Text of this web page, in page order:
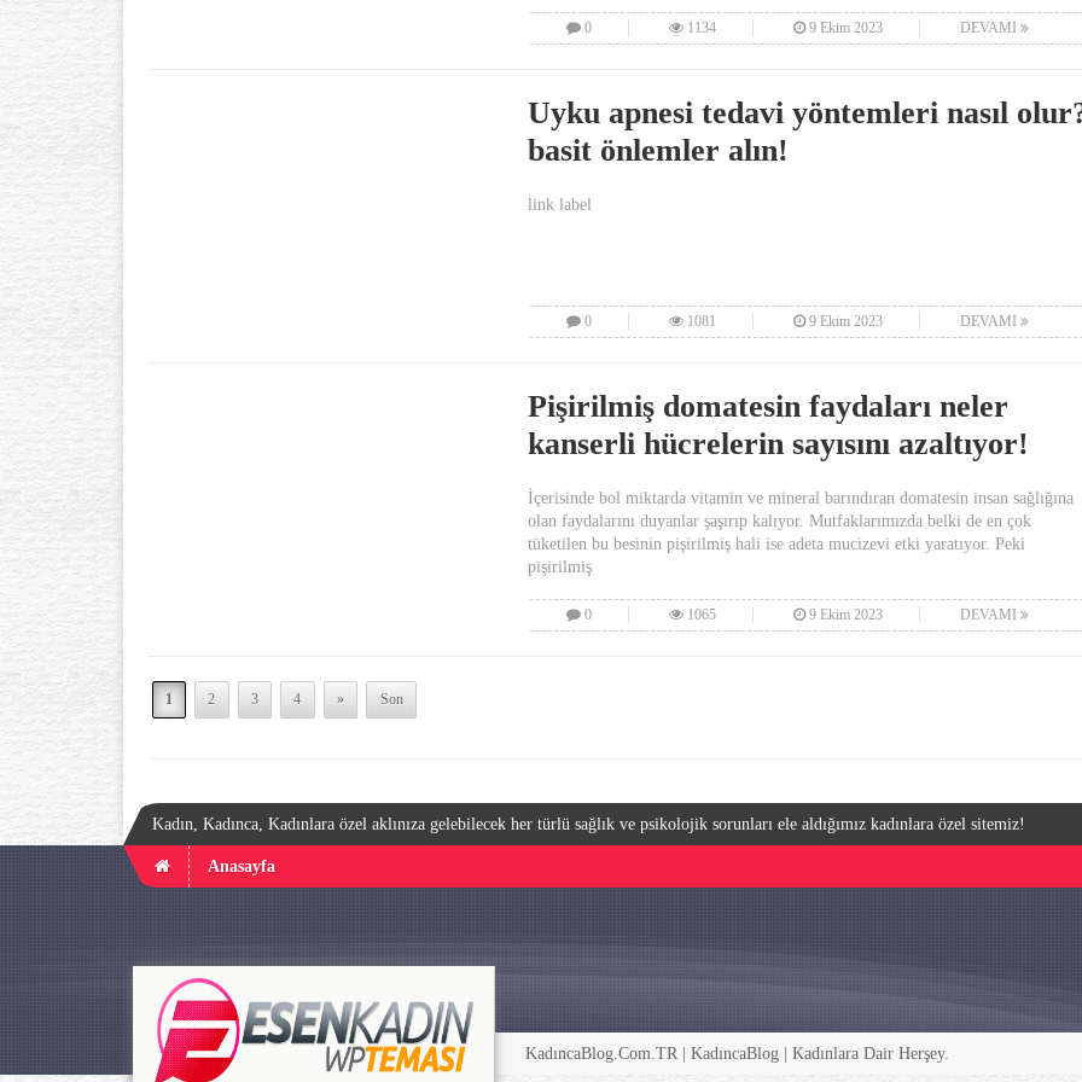
0 1134 9 Ekim 2023 DEVAMI
Uyku apnesi tedavi yöntemleri nasıl
basit önlemler alın!
link label
0 1081 9 Ekim 2023 DEVAMI
Pişirilmiş domatesin faydaları neler
kanserli hücrelerin sayısını azaltıyor!
İçerisinde bol miktarda vitamin ve mineral barındıran domatesin insan sağlığına
olan faydalarını duyanlar şaşırıp kalıyor. Mutfaklarımızda belki de en çok
tüketilen bu besinin pişirilmiş hali ise adeta mucizevi etki yaratıyor. Peki
pişirilmiş
0 1065 9 Ekim 2023 DEVAMI
1 2 3 4 » Son
Kadın, Kadınca, Kadınlara özel aklınıza gelebilecek her türlü sağlık ve psikolojik sorunları ele aldığımız kadınlara özel sitemiz!
Anasayfa
KadıncaBlog.Com.TR | KadıncaBlog | Kadınlara Dair Herşey.